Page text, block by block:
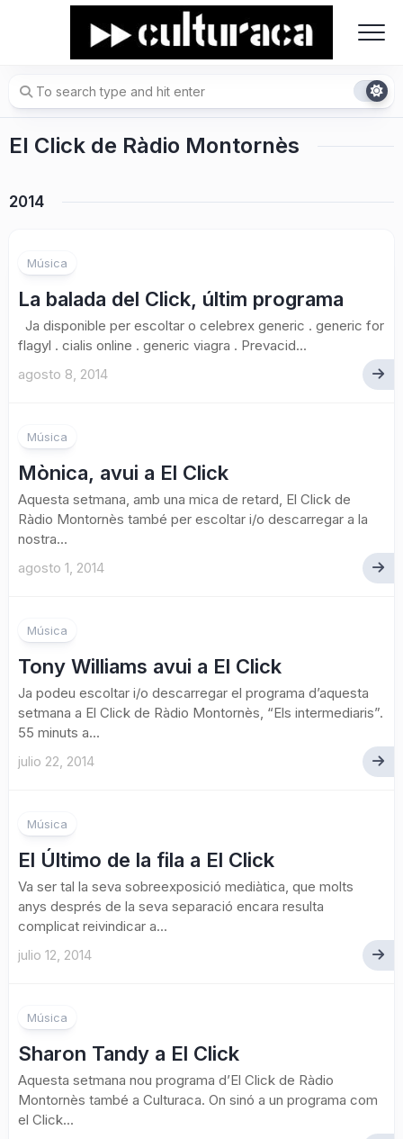
El Click de Ràdio Montornès
2014
Música
La balada del Click, últim programa
Ja disponible per escoltar o celebrex generic . generic for
flagyl . cialis online . generic viagra . Prevacid...
agosto 8, 2014
Música
Mònica, avui a El Click
Aquesta setmana, amb una mica de retard, El Click de
Ràdio Montornès també per escoltar i/o descarregar a la
nostra...
agosto 1, 2014
Música
Tony Williams avui a El Click
Ja podeu escoltar i/o descarregar el programa d’aquesta
setmana a El Click de Ràdio Montornès, “Els intermediaris”.
55 minuts a...
julio 22, 2014
Música
El Último de la fila a El Click
Va ser tal la seva sobreexposició mediàtica, que molts
anys després de la seva separació encara resulta
complicat reivindicar a...
julio 12, 2014
Música
Sharon Tandy a El Click
Aquesta setmana nou programa d’El Click de Ràdio
Montornès també a Culturaca. On sinó a un programa com
el Click...